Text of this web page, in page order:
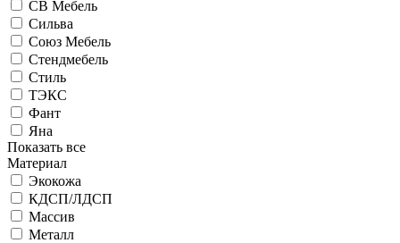
СВ Мебель
Сильва
Союз Мебель
Стендмебель
Стиль
ТЭКС
Фант
Яна
Показать все
Материал
Экокожа
КДСП/ЛДСП
Массив
Металл